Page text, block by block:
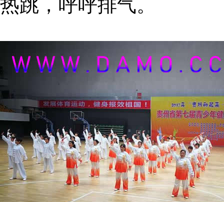
热跳，呼呼排气。